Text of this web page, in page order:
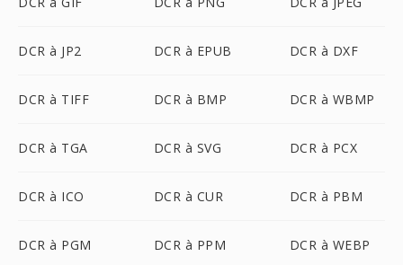
DCR à JP2 DCR à EPUB DCR à DXF
DCR à TIFF DCR à BMP DCR à WBMP
DCR à TGA DCR à SVG DCR à PCX
DCR à ICO DCR à CUR DCR à PBM
DCR à PGM DCR à PPM DCR à WEBP